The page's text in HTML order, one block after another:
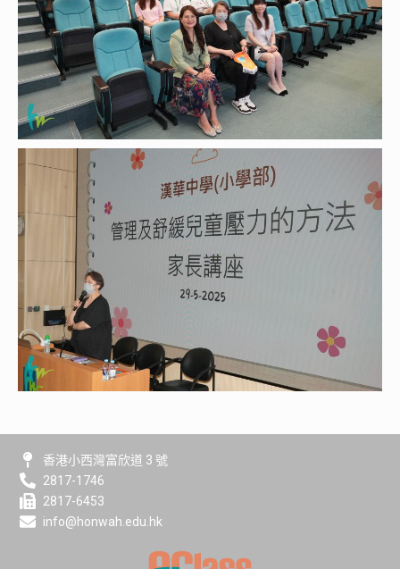
香港小西灣富欣道 3 號
2817-1746
2817-6453
info@honwah.edu.hk